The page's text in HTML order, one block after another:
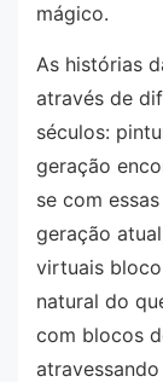
mágico.
As histórias
através de
séculos:
geração
se com
geração
virtuais
natural do
com blocos